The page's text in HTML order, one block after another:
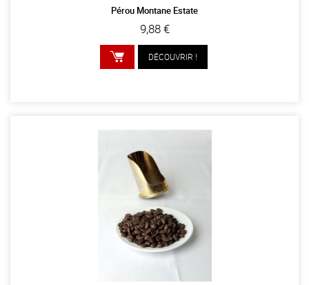
Pérou Montane Estate
9,88 €
DÉCOUVRIR !